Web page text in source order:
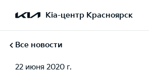
Kia-центр Красноярск
Все новости
22 июня 2020 г.